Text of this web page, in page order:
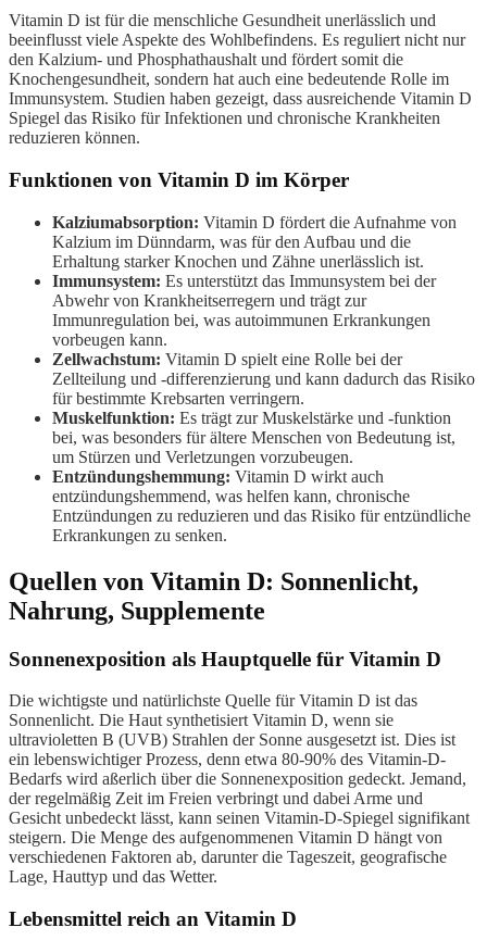
Vitamin D ist für die menschliche Gesundheit unerlässlich und
beeinflusst viele Aspekte des Wohlbefindens. Es reguliert nicht nur
den Kalzium- und Phosphathaushalt und fördert somit die
Knochengesundheit, sondern hat auch eine bedeutende Rolle im
Immunsystem. Studien haben gezeigt, dass ausreichende Vitamin D
Spiegel das Risiko für Infektionen und chronische Krankheiten
reduzieren können.
Funktionen von Vitamin D im Körper
Kalziumabsorption: Vitamin D fördert die Aufnahme von
Kalzium im Dünndarm, was für den Aufbau und die
Erhaltung starker Knochen und Zähne unerlässlich ist.
Immunsystem: Es unterstützt das Immunsystem bei der
Abwehr von Krankheitserregern und trägt zur
Immunregulation bei, was autoimmunen Erkrankungen
vorbeugen kann.
Zellwachstum: Vitamin D spielt eine Rolle bei der
Zellteilung und -differenzierung und kann dadurch das Risiko
für bestimmte Krebsarten verringern.
Muskelfunktion: Es trägt zur Muskelstärke und -funktion
bei, was besonders für ältere Menschen von Bedeutung ist,
um Stürzen und Verletzungen vorzubeugen.
Entzündungshemmung: Vitamin D wirkt auch
entzündungshemmend, was helfen kann, chronische
Entzündungen zu reduzieren und das Risiko für entzündliche
Erkrankungen zu senken.
Quellen von Vitamin D: Sonnenlicht,
Nahrung, Supplemente
Sonnenexposition als Hauptquelle für Vitamin D
Die wichtigste und natürlichste Quelle für Vitamin D ist das
Sonnenlicht. Die Haut synthetisiert Vitamin D, wenn sie
ultravioletten B (UVB) Strahlen der Sonne ausgesetzt ist. Dies ist
ein lebenswichtiger Prozess, denn etwa 80-90% des Vitamin-D-
Bedarfs wird aßerlich über die Sonnenexposition gedeckt. Jemand,
der regelmäßig Zeit im Freien verbringt und dabei Arme und
Gesicht unbedeckt lässt, kann seinen Vitamin-D-Spiegel signifikant
steigern. Die Menge des aufgenommenen Vitamin D hängt von
verschiedenen Faktoren ab, darunter die Tageszeit, geografische
Lage, Hauttyp und das Wetter.
Lebensmittel reich an Vitamin D